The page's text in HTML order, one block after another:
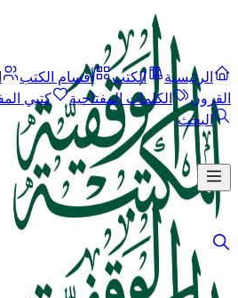
الرئيسية الكتب أقسام الكتب
القرون
الكلمات المفتاحية
كتبي
البحث